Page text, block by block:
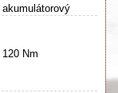
akumulátorový
120 Nm